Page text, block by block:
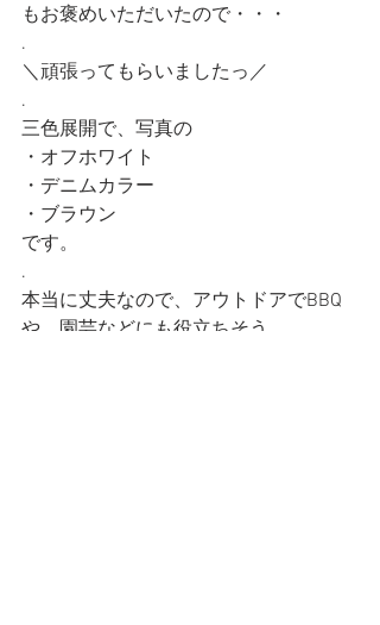
もお褒めいただいたので・・・
.
＼頑張ってもらいましたっ／
.
三色展開で、写真の
・オフホワイト
・デニムカラー
・ブラウン
です。
.
本当に丈夫なので、アウトドアでBBQ
や、園芸などにも役立ちそう。